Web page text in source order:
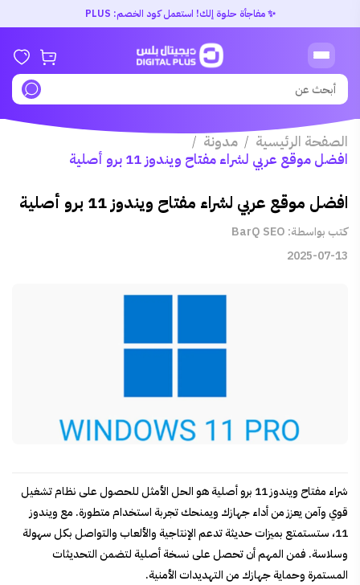
✨ مفاجأة حلوة إلك! استعمل كود الخصم: PLUS
الصفحة الرئيسية / مدونة /
افضل موقع عربي لشراء مفتاح ويندوز 11 برو أصلية
افضل موقع عربي لشراء مفتاح ويندوز 11 برو أصلية
كتب بواسطة: BarQ SEO
2025-07-13
شراء مفتاح ويندوز 11 برو أصلية هو الحل الأمثل للحصول على نظام تشغيل
قوي وآمن يعزز من أداء جهازك ويمنحك تجربة استخدام متطورة. مع ويندوز
11، ستستمتع بميزات حديثة تدعم الإنتاجية والألعاب والتواصل بكل سهولة
وسلاسة. فمن المهم أن تحصل على نسخة أصلية لتضمن التحديثات
المستمرة وحماية جهازك من التهديدات الأمنية.